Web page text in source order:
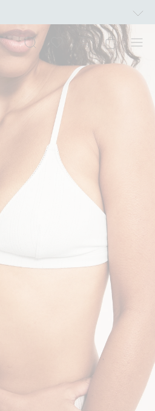
2 eller flere varer som inngår i tilbudet tom.
eller blir medlem. Kan ikke kombineres med
Handle nå